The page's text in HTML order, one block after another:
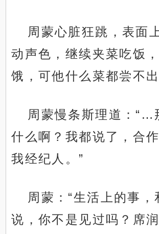
周蒙心脏狂跳，表面
动声色，继续夹菜吃饭
饿，可他什么菜都尝不出
周蒙慢条斯理道：“…
什么啊？我都说了，合
我经纪人。”
周蒙：“生活上的事，
说，你不是见过吗？席